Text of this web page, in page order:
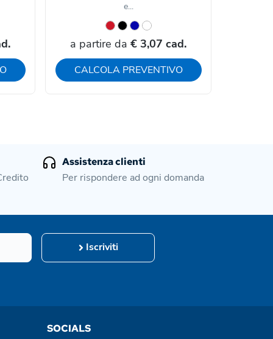
e...
a partire da € 3,07 cad.
CALCOLA PREVENTIVO
Assistenza clienti
Per rispondere ad ogni domanda
Iscriviti
SOCIALS